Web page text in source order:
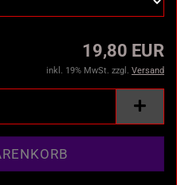
19,80 EUR
inkl. 19% MwSt. zzgl. Versand